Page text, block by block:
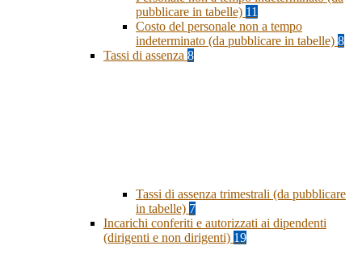
pubblicare in tabelle) 11
Costo del personale non a tempo
indeterminato (da pubblicare in tabelle) 8
Tassi di assenza 8
Tassi di assenza trimestrali (da pubblicare
in tabelle) 7
Incarichi conferiti e autorizzati ai dipendenti
(dirigenti e non dirigenti) 19